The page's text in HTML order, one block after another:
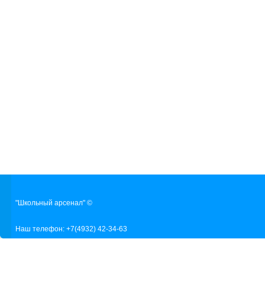
"Школьный арсенал" ©
Наш телефон: +7(4932) 42-34-63